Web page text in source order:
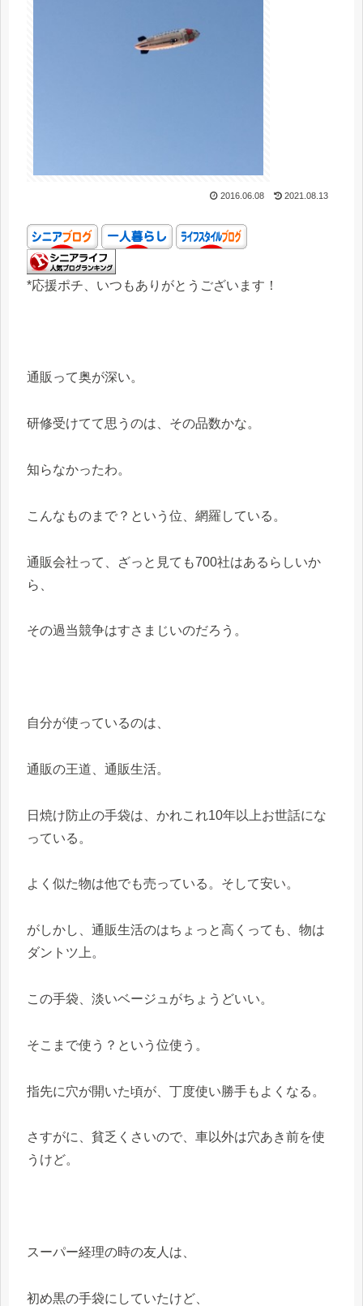
2016.06.08 2021.08.13
*応援ポチ、いつもありがとうございます！
通販って奥が深い。
研修受けてて思うのは、その品数かな。
知らなかったわ。
こんなものまで？という位、網羅している。
通販会社って、ざっと見ても700社はあるらしいか
ら、
その過当競争はすさまじいのだろう。
自分が使っているのは、
通販の王道、通販生活。
日焼け防止の手袋は、かれこれ10年以上お世話にな
っている。
よく似た物は他でも売っている。そして安い。
がしかし、通販生活のはちょっと高くっても、物は
ダントツ上。
この手袋、淡いベージュがちょうどいい。
そこまで使う？という位使う。
指先に穴が開いた頃が、丁度使い勝手もよくなる。
さすがに、貧乏くさいので、車以外は穴あき前を使
うけど。
スーパー経理の時の友人は、
初め黒の手袋にしていたけど、